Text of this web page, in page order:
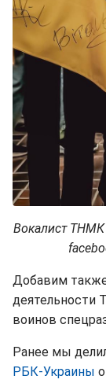
Вокалист ТНМК
Добавим
деятельности
воинов
Ранее мы
РБК-Украины